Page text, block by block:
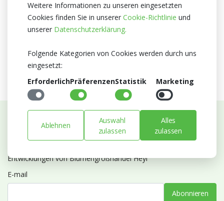
Zertifikat
Abonnieren Sie unseren Newsletter
Entwicklungen von Blumengroßhandel Heyl
E-mail
Abonnieren
Weitere Informationen zu unseren eingesetzten
Cookies finden Sie in unserer Cookie-Richtlinie und
unserer Datenschutzerklärung.
Folgende Kategorien von Cookies werden durch uns
eingesetzt:
ErforderlichPräferenzenStatistik Marketing
Ablehnen
Auswahl
zulassen
Alles
zulassen